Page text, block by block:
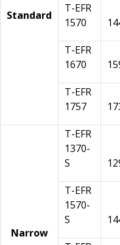
Standard
T-EFR
1570
T-EFR
1670
T-EFR
1757
Narrow
T-EFR
1370-
S
T-EFR
1570-
S